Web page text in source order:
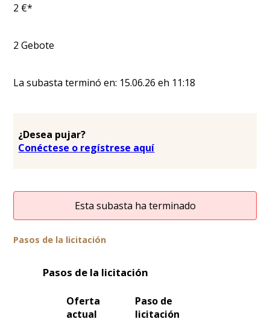
2 €*
2 Gebote
La subasta terminó en: 15.06.26 eh 11:18
¿Desea pujar?
Conéctese o regístrese aquí
Esta subasta ha terminado
Pasos de la licitación
Pasos de la licitación
Oferta
actual
Paso de
licitación